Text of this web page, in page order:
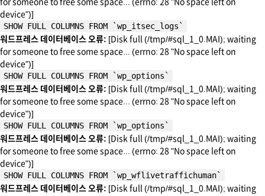
for someone to free some space... (errno: 28 "No space left on
device")]
SHOW FULL COLUMNS FROM `wp_itsec_logs`
워드프레스 데이터베이스 오류: [Disk full (/tmp/#sql_1_0.MAI); waiting
for someone to free some space... (errno: 28 "No space left on
device")]
SHOW FULL COLUMNS FROM `wp_options`
워드프레스 데이터베이스 오류: [Disk full (/tmp/#sql_1_0.MAI); waiting
for someone to free some space... (errno: 28 "No space left on
device")]
SHOW FULL COLUMNS FROM `wp_options`
워드프레스 데이터베이스 오류: [Disk full (/tmp/#sql_1_0.MAI); waiting
for someone to free some space... (errno: 28 "No space left on
device")]
SHOW FULL COLUMNS FROM `wp_wflivetraffichuman`
워드프레스 데이터베이스 오류: [Disk full (/tmp/#sql_1_0.MAI); waiting